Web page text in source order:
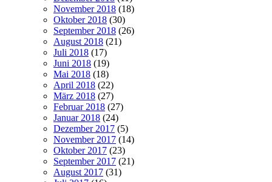
November 2018 (18)
Oktober 2018 (30)
September 2018 (26)
August 2018 (21)
Juli 2018 (17)
Juni 2018 (19)
Mai 2018 (18)
April 2018 (22)
März 2018 (27)
Februar 2018 (27)
Januar 2018 (24)
Dezember 2017 (5)
November 2017 (14)
Oktober 2017 (23)
September 2017 (21)
August 2017 (31)